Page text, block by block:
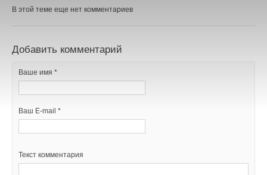
В этой теме еще нет комментариев
Добавить комментарий
Ваше имя *
Ваш E-mail *
Текст комментария